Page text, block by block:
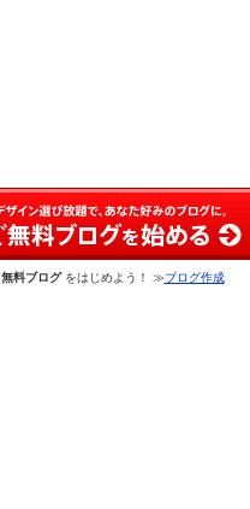
無料ブログをはじめよう！ ≫ブログ作成